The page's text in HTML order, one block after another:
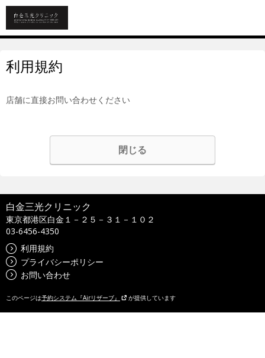
利用規約
店舗に直接お問い合わせください
閉じる
白金三光クリニック
東京都港区白金１－２５－３１－１０２
03-6456-4350
利用規約
プライバシーポリシー
お問い合わせ
このページは予約システム『Airリザーブ』 が提供しています